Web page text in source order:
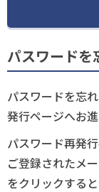
パスワードを
パスワードを忘
発行ページへお進
パスワード再発
ご登録されたメ
をクリックする